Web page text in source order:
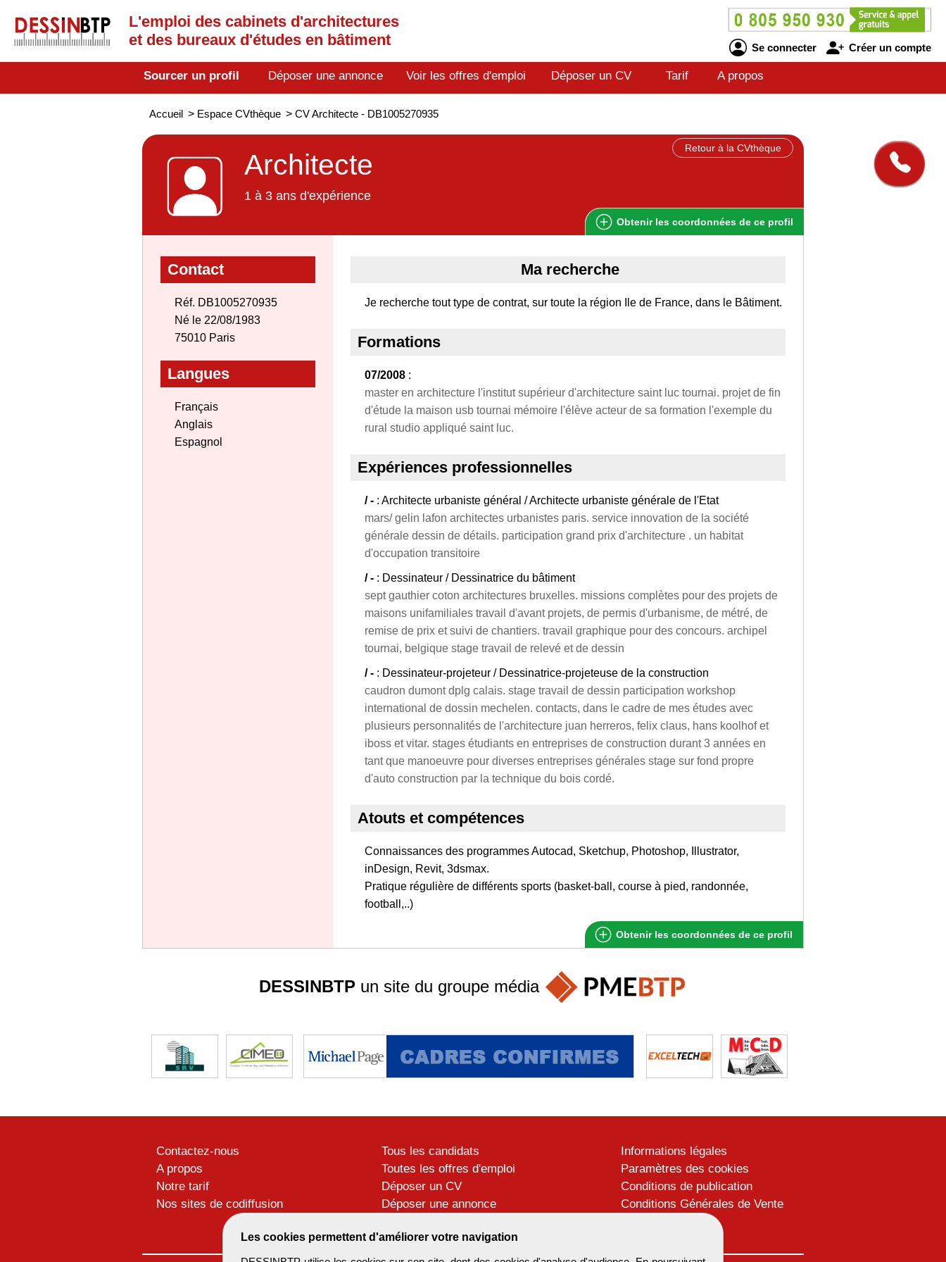
L'emploi des cabinets d'architectures
et des bureaux d'études en bâtiment
Se connecter Créer un compte
Sourcer un profil Déposer une annonce Voir les offres d'emploi Déposer un CV Tarif A propos
Accueil > Espace CVthèque > CV Architecte - DB1005270935
Retour à la CVthèque
Architecte
1 à 3 ans d'expérience
Obtenir les coordonnées de ce profil
Contact
Réf. DB1005270935
Né le 22/08/1983
75010 Paris
Langues
Français
Anglais
Espagnol
Ma recherche
Je recherche tout type de contrat, sur toute la région Ile de France, dans le Bâtiment.
Formations
07/2008 :
master en architecture l'institut supérieur d'architecture saint luc tournai. projet de fin
d'étude la maison usb tournai mémoire l'élève acteur de sa formation l'exemple du
rural studio appliqué saint luc.
Expériences professionnelles
/ - : Architecte urbaniste général / Architecte urbaniste générale de l'Etat
mars/ gelin lafon architectes urbanistes paris. service innovation de la société
générale dessin de détails. participation grand prix d'architecture . un habitat
d'occupation transitoire
/ - : Dessinateur / Dessinatrice du bâtiment
sept gauthier coton architectures bruxelles. missions complètes pour des projets de
maisons unifamiliales travail d'avant projets, de permis d'urbanisme, de métré, de
remise de prix et suivi de chantiers. travail graphique pour des concours. archipel
tournai, belgique stage travail de relevé et de dessin
/ - : Dessinateur-projeteur / Dessinatrice-projeteuse de la construction
caudron dumont dplg calais. stage travail de dessin participation workshop
international de dossin mechelen. contacts, dans le cadre de mes études avec
plusieurs personnalités de l'architecture juan herreros, felix claus, hans koolhof et
iboss et vitar. stages étudiants en entreprises de construction durant 3 années en
tant que manoeuvre pour diverses entreprises générales stage sur fond propre
d'auto construction par la technique du bois cordé.
Atouts et compétences
Connaissances des programmes Autocad, Sketchup, Photoshop, Illustrator,
inDesign, Revit, 3dsmax.
Pratique régulière de différents sports (basket-ball, course à pied, randonnée,
football,..)
Obtenir les coordonnées de ce profil
Les cookies permettent d'améliorer votre navigation
DESSINBTP un site du groupe média
Contactez-nous
A propos
Notre tarif
Nos sites de codiffusion
Tous les candidats
Toutes les offres d'emploi
Déposer un CV
Déposer une annonce
Informations légales
Paramètres des cookies
Conditions de publication
Conditions Générales de Vente